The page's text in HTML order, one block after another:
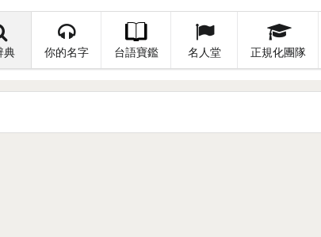
典 你的名字 台語寶鑑 名人堂 正規化團隊